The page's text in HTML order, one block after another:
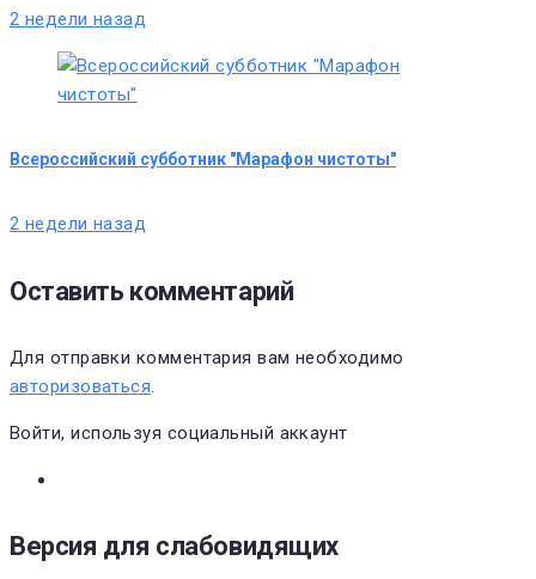
2 недели назад
Всероссийский субботник "Марафон чистоты"
2 недели назад
Оставить комментарий
Для отправки комментария вам необходимо
авторизоваться.
Войти, используя социальный аккаунт
Версия для слабовидящих